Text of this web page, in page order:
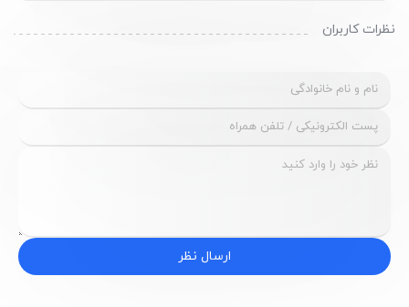
نظرات کاربران
ارسال نظر